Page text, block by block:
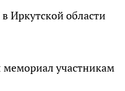
Иркутской области
участникам